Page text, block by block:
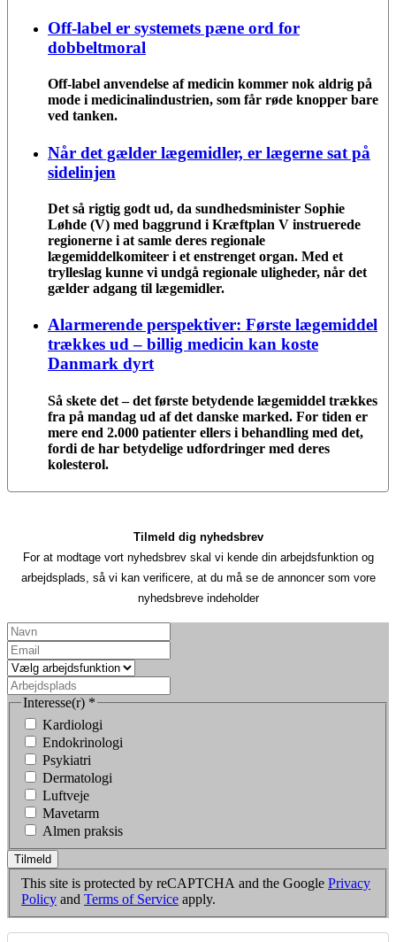
Off-label er systemets pæne ord for
dobbeltmoral
Off-label anvendelse af medicin kommer nok aldrig på
mode i medicinalindustrien, som får røde knopper bare
ved tanken.
Når det gælder lægemidler, er lægerne sat på
sidelinjen
Det så rigtig godt ud, da sundhedsminister Sophie
Løhde (V) med baggrund i Kræftplan V instruerede
regionerne i at samle deres regionale
lægemiddelkomiteer i et enstrenget organ. Med et
trylleslag kunne vi undgå regionale uligheder, når det
gælder adgang til lægemidler.
Alarmerende perspektiver: Første lægemiddel
trækkes ud – billig medicin kan koste
Danmark dyrt
Så skete det – det første betydende lægemiddel trækkes
fra på mandag ud af det danske marked. For tiden er
mere end 2.000 patienter ellers i behandling med det,
fordi de har betydelige udfordringer med deres
kolesterol.
Tilmeld dig nyhedsbrev
For at modtage vort nyhedsbrev skal vi kende din arbejdsfunktion og
arbejdsplads, så vi kan verificere, at du må se de annoncer som vore
nyhedsbreve indeholder
Interesse(r) *
Kardiologi
Endokrinologi
Psykiatri
Dermatologi
Luftveje
Mavetarm
Almen praksis
Tilmeld
This site is protected by reCAPTCHA and the Google Privacy
Policy and Terms of Service apply.